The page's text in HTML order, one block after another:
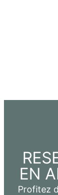
EN
Profitez